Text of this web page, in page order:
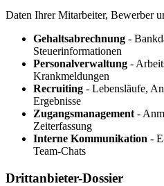
Daten Ihrer Mitarbeiter, Bewerber
Gehaltsabrechnung -
Steuerinformationen
Personalverwaltung -
Krankmeldungen
Recruiting - Lebensläufe,
Ergebnisse
Zugangsmanagement -
Zeiterfassung
Interne Kommunikation -
Team-Chats
Drittanbieter-Dossier